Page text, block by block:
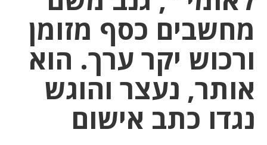
מחשבים כסף מזומן
ורכוש יקר ערך. הוא
אותר, נעצר והוגש
נגדו כתב אישום